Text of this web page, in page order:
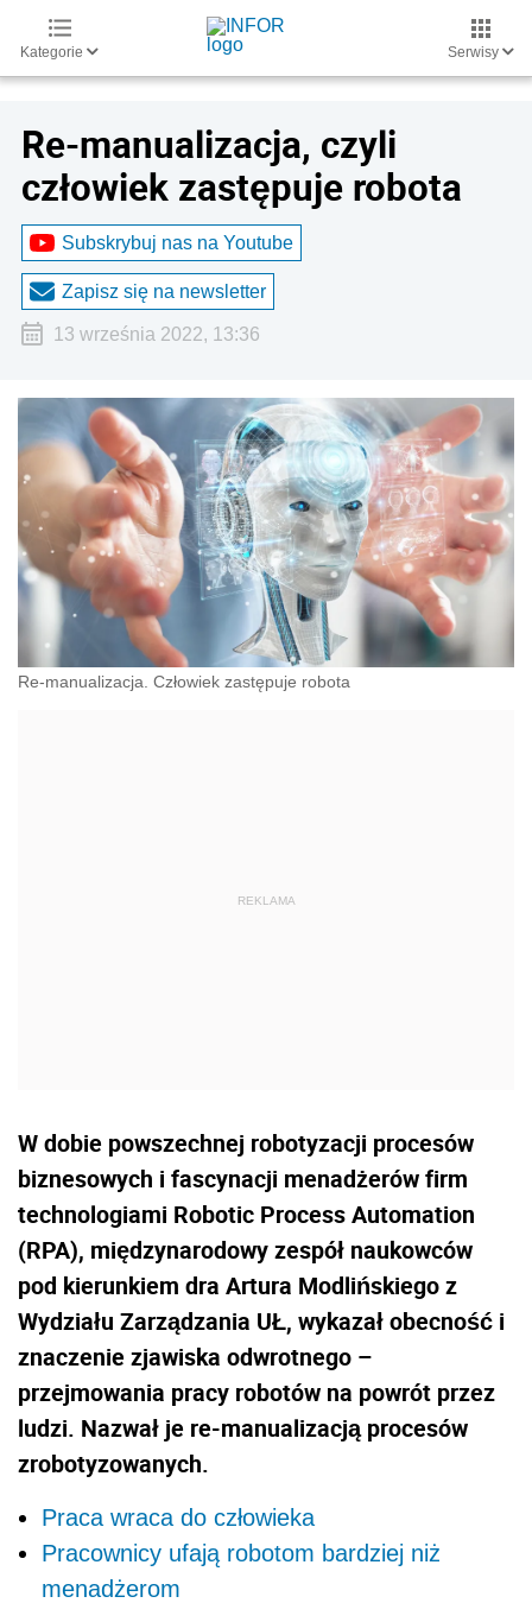
Kategorie Serwisy
Re-manualizacja, czyli
człowiek zastępuje robota
Subskrybuj nas na Youtube
Zapisz się na newsletter
13 września 2022, 13:36
Re-manualizacja. Człowiek zastępuje robota
W dobie powszechnej robotyzacji procesów
biznesowych i fascynacji menadżerów firm
technologiami Robotic Process Automation
(RPA), międzynarodowy zespół naukowców
pod kierunkiem dra Artura Modlińskiego z
Wydziału Zarządzania UŁ, wykazał obecność i
znaczenie zjawiska odwrotnego –
przejmowania pracy robotów na powrót przez
ludzi. Nazwał je re-manualizacją procesów
zrobotyzowanych.
Praca wraca do człowieka
Pracownicy ufają robotom bardziej niż
menadżerom